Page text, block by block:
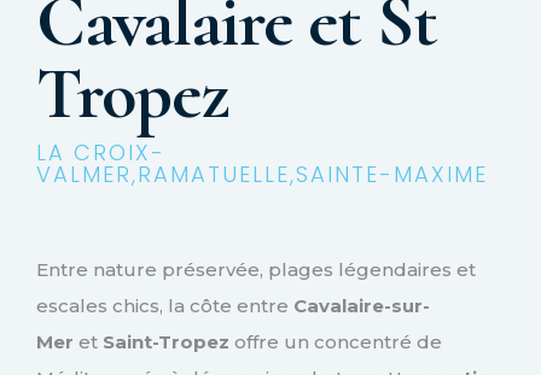
Cavalaire et St
Tropez
LA CROIX-
VALMER,RAMATUELLE,SAINTE-MAXIME
Entre nature préservée, plages légendaires et
escales chics, la côte entre Cavalaire-sur-
Mer et Saint-Tropez offre un concentré de